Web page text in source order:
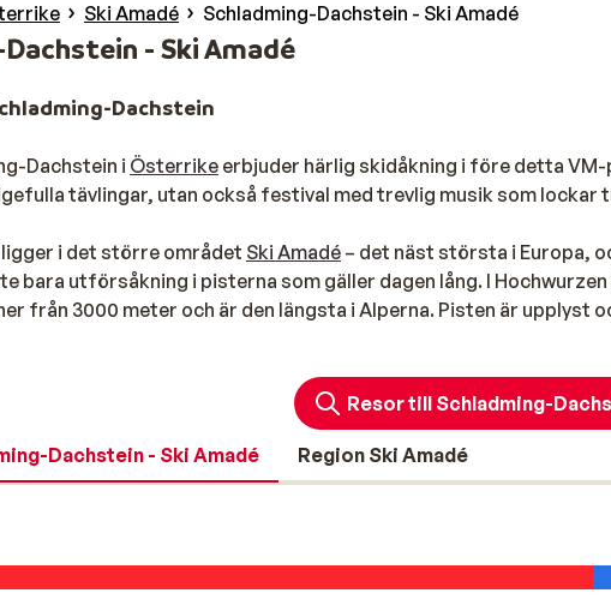
Ski Amadé Schladming-Dachstein - Ski Amadé
- Ski Amadé
Dachstein
Dachstein i Österrike erbjuder härlig skidåkning i före detta
tävlingar, utan också festival med trevlig musik som lockar
i det större området Ski Amadé – det näst största i Europa,
bara utförsåkning i pisterna som gäller dagen lång. I Hochwurzen
från 3000 meter och är den längsta i Alperna. Pisten är upplyst
och snowboardåkare rekommenderas att besöka
kan du åka hela vägen ner i dalen. Det finns dock inga helt blå
glaciären garanterar snötäckta pister från november till efter
av skidresor
har ett varierat utbud av skidorter så att du kan hitta precis den
och har även blivit utsedd till den bästa skidorten i
Resor till Schladming-
Dachstein - Ski Amadé Region Ski Amadé